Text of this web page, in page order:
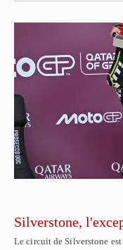
Silverstone,
Le circuit de Silverstone